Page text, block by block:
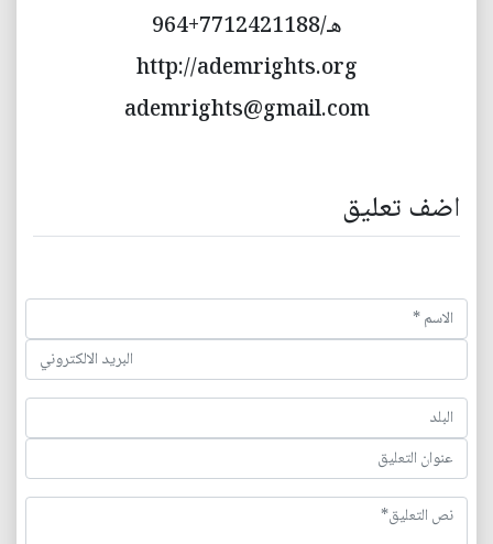
هـ/7712421188+964
http://ademrights.org
ademrights@gmail.com
اضف تعليق